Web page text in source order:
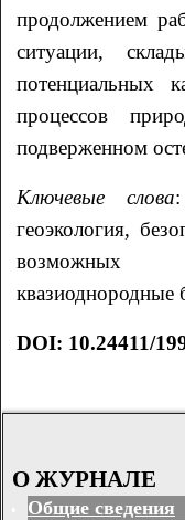
продолжением
ситуации,
потенциальных
процессов
подверженном
Ключевые слова
геоэкология,
возможных
квазиоднородные
DOI: 10.24411/
О ЖУРНАЛЕ
Общие сведения